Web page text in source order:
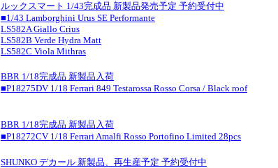
ルックスマート 1/43完成品 新製品発売予定 予約受付中
■1/43 Lamborghini Urus SE Performante
LS582A Giallo Crius
LS582B Verde Hydra Matt
LS582C Viola Mithras
BBR 1/18完成品 新製品入荷
■P18275DV 1/18 Ferrari 849 Testarossa Rosso Corsa / Black roof
BBR 1/18完成品 新製品入荷
■P18272CV 1/18 Ferrari Amalfi Rosso Portofino Limited 28pcs
SHUNKO デカール 新製品、再生産予定 予約受付中